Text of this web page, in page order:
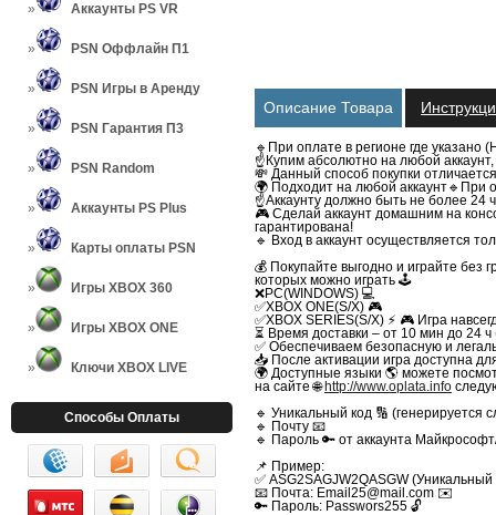
Аккаунты PS VR
PSN Оффлайн П1
PSN Игры в Аренду
PSN Гарантия П3
PSN Random
Аккаунты PS Plus
Карты оплаты PSN
Игры XBOX 360
Игры XBOX ONE
Ключи XBOX LIVE
Способы Оплаты
Описание Товара
🔹При оплате в регионе где указано
☝Купим абсолютно на любой
💸 Данный способ покупки
🌍 Подходит на любой аккаунт🔹При
☝️Аккаунту должно быть не более 24
🎮 Сделай аккаунт домашним на
гарантирована!
🔹 Вход в аккаунт осуществляется
💰 Покупайте выгодно и играйте без
которых можно играть 🕹
❌PC(WINDOWS) 💻
✅XBOX ONE(S/X) 🎮
✅XBOX SERIES(S/X) ⚡️ 🎮 Игра
⏳ Время доставки – от 10 мин до 24
✅ Обеспечиваем безопасную и
📥 После активации игра доступна
🌍 Доступные языки 🌎 можете
на сайте 🌐 http://www.oplata.info
🔹 Уникальный код 🔢 (генерируется
🔹 Почту 📧
🔹 Пароль 🔑 от аккаунта
📌 Пример:
✅ ASG2SAGJW2QASGW
📧 Почта: Email25@mail.com ✉️
🔑 Пароль: Passwors255 🔓